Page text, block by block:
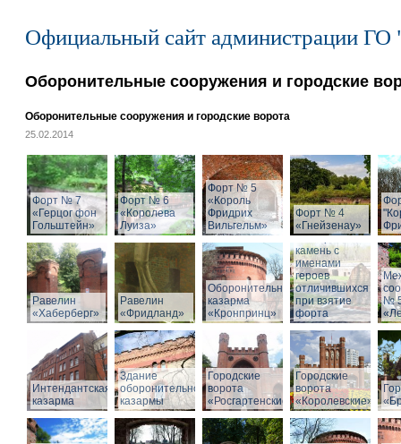
Официальный сайт администрации ГО
Оборонительные сооружения и городские
Оборонительные сооружения и городские ворота
25.02.2014
Форт № 7
«Герцог фон
Гольштейн»
Форт № 6
«Королева
Луиза»
Форт № 5
«Король
Фридрих
Вильгельм»
Форт № 4
«Гнейзенау»
Равелин
«Хаберберг»
Равелин
«Фридланд»
Оборонительная
казарма
«Кронпринц»
Мемориальный
камень с
именами
героев
отличившихся
при взятие
форта
№
Интендантская
казарма
Здание
оборонительной
казармы
Городские
ворота
«Росгартенские»
Городские
ворота
«Королевские»